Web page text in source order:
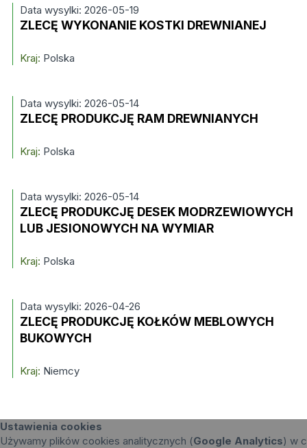
Data wysylki: 2026-05-19
ZLECĘ WYKONANIE KOSTKI DREWNIANEJ
Kraj: Polska
Data wysylki: 2026-05-14
ZLECĘ PRODUKCJĘ RAM DREWNIANYCH
Kraj: Polska
Data wysylki: 2026-05-14
ZLECĘ PRODUKCJĘ DESEK MODRZEWIOWYCH
LUB JESIONOWYCH NA WYMIAR
Kraj: Polska
Data wysylki: 2026-04-26
ZLECĘ PRODUKCJĘ KOŁKÓW MEBLOWYCH
BUKOWYCH
Kraj: Niemcy
Ustawienia cookies
Używamy plików cookies analitycznych (Google Analytics) w